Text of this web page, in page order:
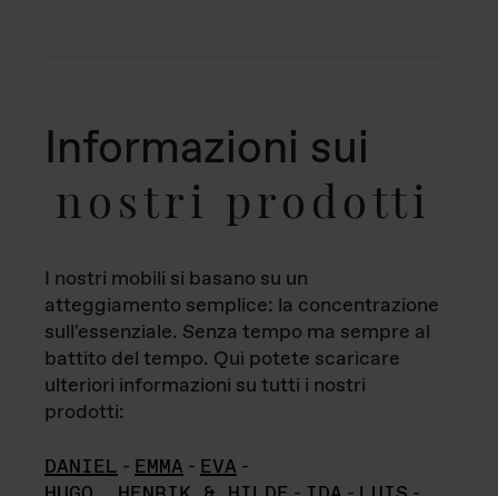
Informazioni sui
nostri prodotti
I nostri mobili si basano su un
atteggiamento semplice: la concentrazione
sull'essenziale. Senza tempo ma sempre al
battito del tempo. Qui potete scaricare
ulteriori informazioni su tutti i nostri
prodotti:
DANIEL - EMMA - EVA -